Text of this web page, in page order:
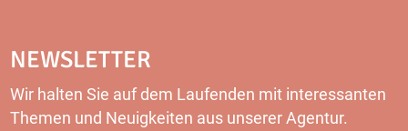
NEWSLETTER
Wir halten Sie auf dem Laufenden mit interessanten
Themen und Neuigkeiten aus unserer Agentur.